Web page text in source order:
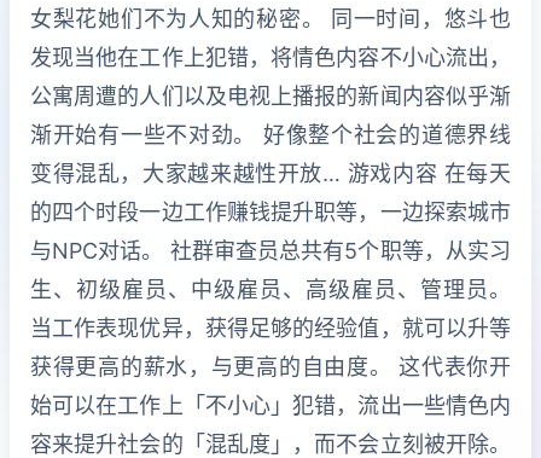
女梨花她们不为人知的秘密。 同一时间，悠斗也
发现当他在工作上犯错，将情色内容不小心流出，
公寓周遭的人们以及电视上播报的新闻内容似乎渐
渐开始有一些不对劲。 好像整个社会的道德界线
变得混乱，大家越来越性开放… 游戏内容 在每天
的四个时段一边工作赚钱提升职等，一边探索城市
与NPC对话。 社群审查员总共有5个职等，从实习
生、初级雇员、中级雇员、高级雇员、管理员。
当工作表现优异，获得足够的经验值，就可以升等
获得更高的薪水，与更高的自由度。 这代表你开
始可以在工作上「不小心」犯错，流出一些情色内
容来提升社会的「混乱度」，而不会立刻被开除。